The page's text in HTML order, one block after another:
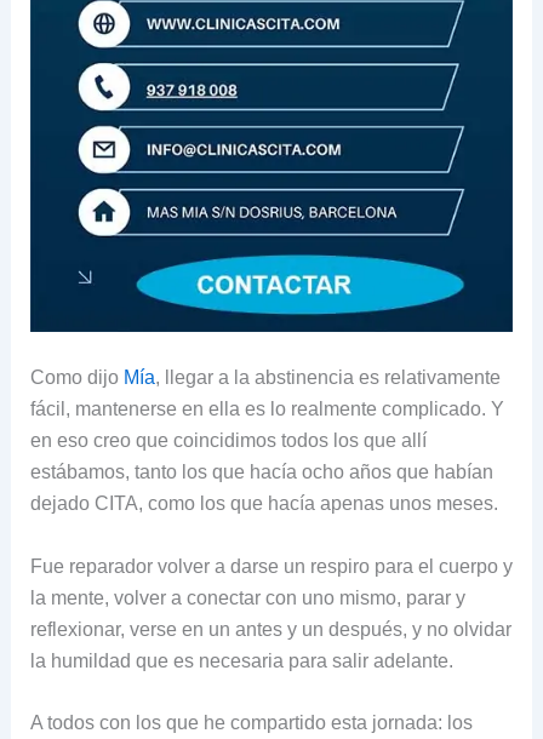
Como dijo Mía, llegar a la abstinencia es relativamente
fácil, mantenerse en ella es lo realmente complicado. Y
en eso creo que coincidimos todos los que allí
estábamos, tanto los que hacía ocho años que habían
dejado CITA, como los que hacía apenas unos meses.
Fue reparador volver a darse un respiro para el cuerpo y
la mente, volver a conectar con uno mismo, parar y
reflexionar, verse en un antes y un después, y no olvidar
la humildad que es necesaria para salir adelante.
A todos con los que he compartido esta jornada: los